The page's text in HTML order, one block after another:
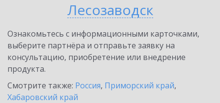
Лесозаводск
Ознакомьтесь с информационными карточками,
выберите партнёра и отправьте заявку на
консультацию, приобретение или внедрение
продукта.
Смотрите также: Россия, Приморский край,
Хабаровский край